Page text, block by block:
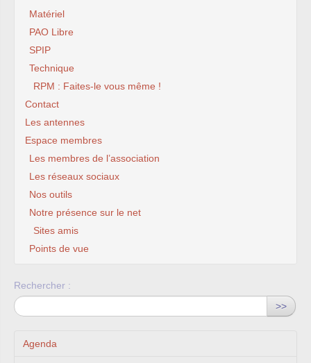
Matériel
PAO Libre
SPIP
Technique
RPM : Faites-le vous même !
Contact
Les antennes
Espace membres
Les membres de l’association
Les réseaux sociaux
Nos outils
Notre présence sur le net
Sites amis
Points de vue
Rechercher :
>>
Agenda